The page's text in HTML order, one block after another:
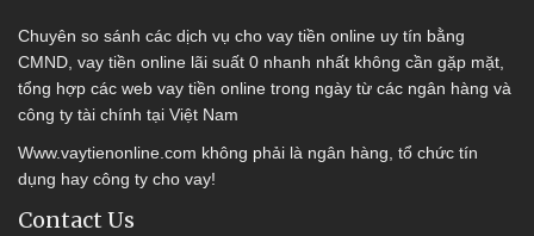
Chuyên so sánh các dịch vụ cho vay tiền online uy tín bằng
CMND, vay tiền online lãi suất 0 nhanh nhất không cần gặp mặt,
tổng hợp các web vay tiền online trong ngày từ các ngân hàng và
công ty tài chính tại Việt Nam
Www.vaytienonline.com không phải là ngân hàng, tổ chức tín
dụng hay công ty cho vay!
Contact Us